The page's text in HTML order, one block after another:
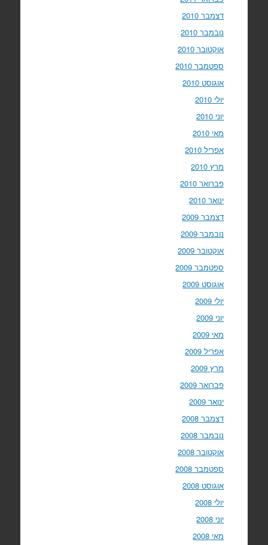
דצמבר 2010
נובמבר 2010
אוקטובר 2010
ספטמבר 2010
אוגוסט 2010
יולי 2010
יוני 2010
מאי 2010
אפריל 2010
מרץ 2010
פברואר 2010
ינואר 2010
דצמבר 2009
נובמבר 2009
אוקטובר 2009
ספטמבר 2009
אוגוסט 2009
יולי 2009
יוני 2009
מאי 2009
אפריל 2009
מרץ 2009
פברואר 2009
ינואר 2009
דצמבר 2008
נובמבר 2008
אוקטובר 2008
ספטמבר 2008
אוגוסט 2008
יולי 2008
יוני 2008
מאי 2008